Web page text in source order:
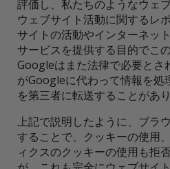
評価し、私たちのようなウェ
ウェブサイト活動に関するレ
サイトの活動やインターネッ
サービスを提供する目的でこ
Googleはまた法律で必要とさ
がGoogleに代わって情報を処
を第三者に転送することがあり
上記で説明したように、ブラ
することで、クッキーの使用
ィクスのクッキーの使用も拒